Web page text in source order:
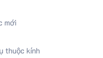
mới
thuộc kính